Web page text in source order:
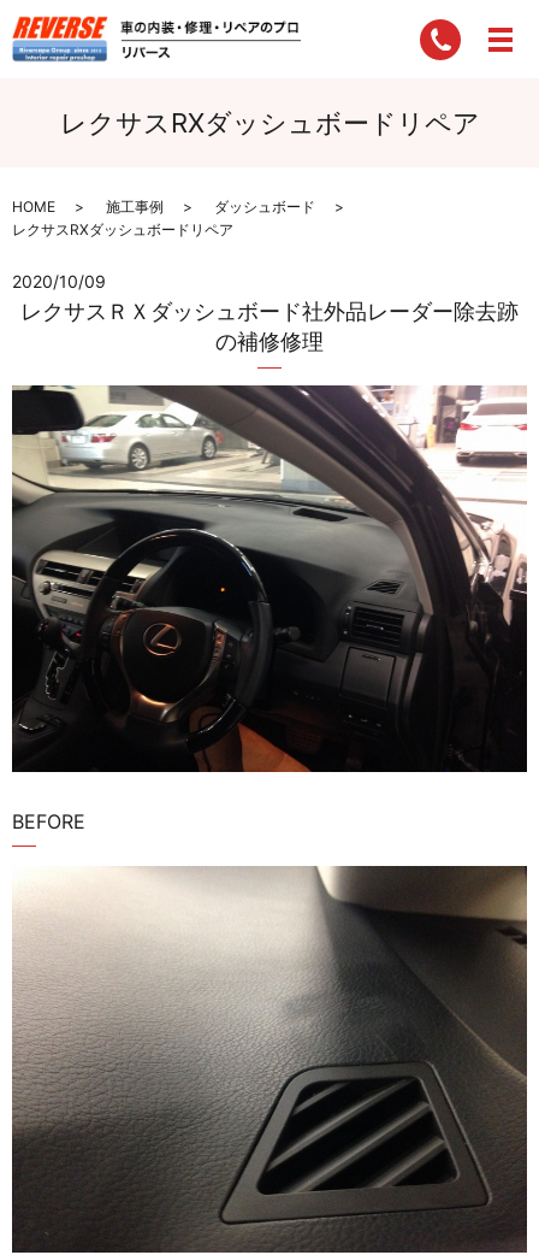
レクサスRXダッシュボードリペア
HOME 施工事例
ダッシュボード
レクサスRXダッシュボードリペア
2020/10/09
レクサスＲＸダッシュボード社外品レーダー除去跡
の補修修理
BEFORE